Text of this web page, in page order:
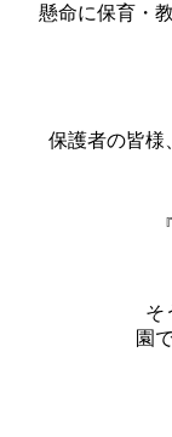
懸命に保育・
保護者の皆様
そ
園